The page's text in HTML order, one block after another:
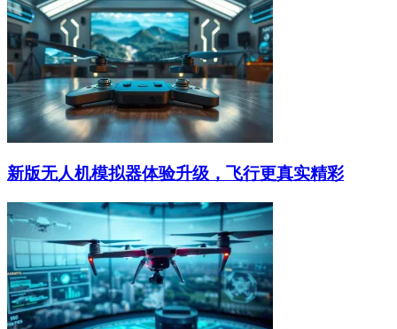
新版无人机模拟器体验升级，飞行更真实精彩